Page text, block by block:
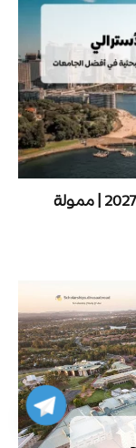
منحة برنامج التدريب البحثي الأسترالي (RTP) 2027 | ممولة